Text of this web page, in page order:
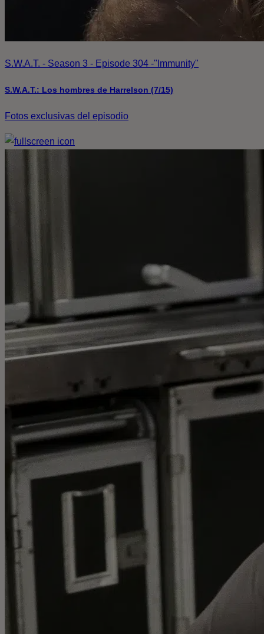
S.W.A.T. - Season 3 - Episode 304 -"Immunity"
S.W.A.T.: Los hombres de Harrelson (7/15)
Fotos exclusivas del episodio